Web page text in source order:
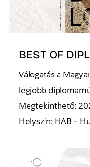
BEST OF
Válogatás a
legjobb
Megtekinthető:
Helyszín: HAB –